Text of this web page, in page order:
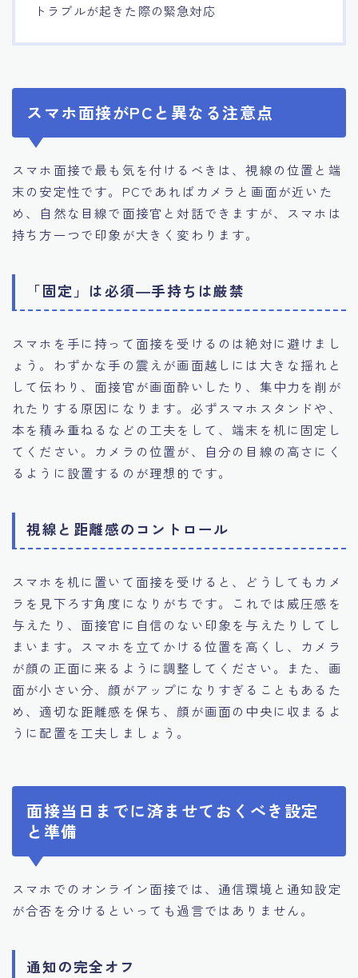
トラブルが起きた際の緊急対応
スマホ面接がPCと異なる注意点
スマホ面接で最も気を付けるべきは、視線の位置と端
末の安定性です。PCであればカメラと画面が近いた
め、自然な目線で面接官と対話できますが、スマホは
持ち方一つで印象が大きく変わります。
「固定」は必須―手持ちは厳禁
スマホを手に持って面接を受けるのは絶対に避けまし
ょう。わずかな手の震えが画面越しには大きな揺れと
して伝わり、面接官が画面酔いしたり、集中力を削が
れたりする原因になります。必ずスマホスタンドや、
本を積み重ねるなどの工夫をして、端末を机に固定し
てください。カメラの位置が、自分の目線の高さにく
るように設置するのが理想的です。
視線と距離感のコントロール
スマホを机に置いて面接を受けると、どうしてもカメ
ラを見下ろす角度になりがちです。これでは威圧感を
与えたり、面接官に自信のない印象を与えたりしてし
まいます。スマホを立てかける位置を高くし、カメラ
が顔の正面に来るように調整してください。また、画
面が小さい分、顔がアップになりすぎることもあるた
め、適切な距離感を保ち、顔が画面の中央に収まるよ
うに配置を工夫しましょう。
面接当日までに済ませておくべき設定
と準備
スマホでのオンライン面接では、通信環境と通知設定
が合否を分けるといっても過言ではありません。
通知の完全オフ